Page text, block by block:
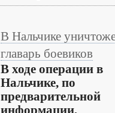
В Нальчике
главарь боевиков
В ходе операции в
Нальчике, по
предварительной
информации,